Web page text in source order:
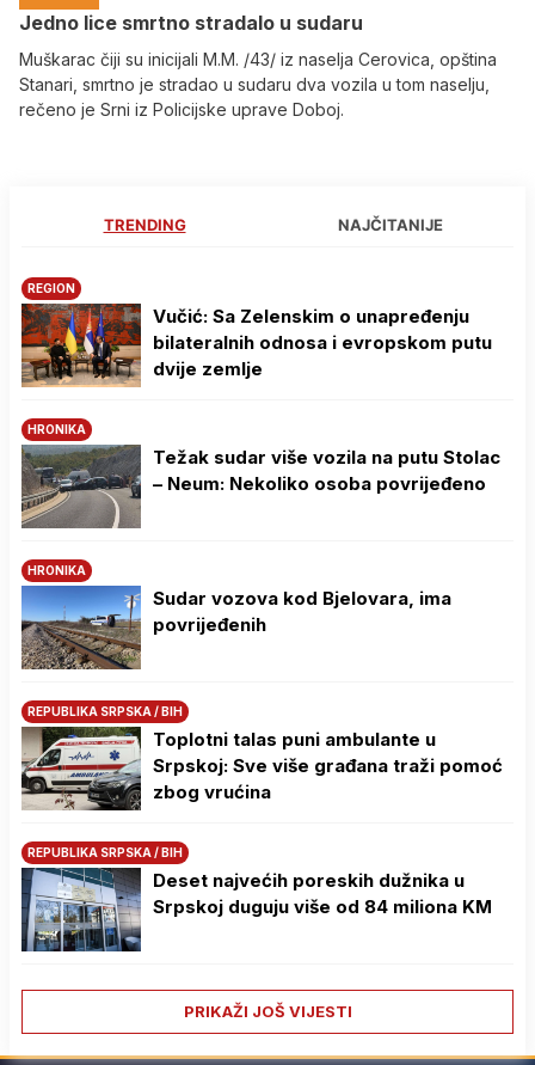
Јedno lice smrtno stradalo u sudaru
Muškarac čiji su inicijali M.M. /43/ iz naselja Cerovica, opština
Stanari, smrtno je stradao u sudaru dva vozila u tom naselju,
rečeno je Srni iz Policijske uprave Doboj.
TRENDING NAJČITANIJE
REGION
Vučić: Sa Zelenskim o unapređenju
bilateralnih odnosa i evropskom putu
dvije zemlje
HRONIKA
Težak sudar više vozila na putu Stolac
– Neum: Nekoliko osoba povrijeđeno
HRONIKA
Sudar vozova kod Bjelovara, ima
povrijeđenih
REPUBLIKA SRPSKA / BIH
Toplotni talas puni ambulante u
Srpskoj: Sve više građana traži pomoć
zbog vrućina
REPUBLIKA SRPSKA / BIH
Deset najvećih poreskih dužnika u
Srpskoj duguju više od 84 miliona KM
PRIKAŽI JOŠ VIJESTI